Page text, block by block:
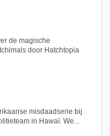
de magische
door Hatchtopia
misdaadserie bij
in Hawaï. We...